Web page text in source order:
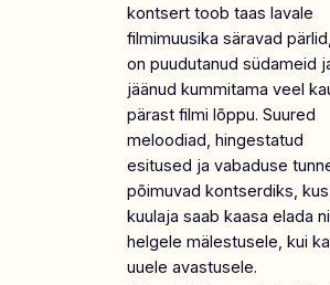
kontsert toob taas lavale
filmimuusika säravad
on puudutanud südameid
jäänud kummitama veel
pärast filmi lõppu. Suured
meloodiad, hingestatud
esitused ja vabaduse
põimuvad kontserdiks,
kuulaja saab kaasa elada
helgele mälestusele, kui ka
uuele avastusele.